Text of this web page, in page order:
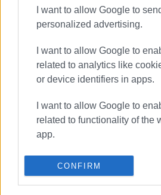
I want to allow Google to
personalized advertising.
I want to allow Google to
related to analytics like
or device identifiers in apps.
I want to allow Google to
related to functionality of the
app.
I want to allow Google to
related to personalization.
CONFIRM
31 ΟΚΤΩΒΡΊΟΥ
Ρύπανσης από
Σφραγίστηκε η
στα Γουβιά